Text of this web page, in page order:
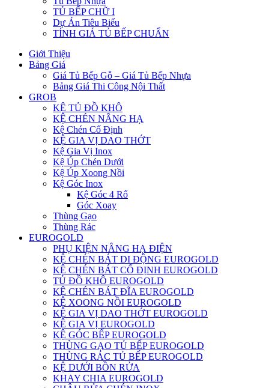
TỦ BẾP CHỮ I
Dự Án Tiêu Biểu
TÍNH GIÁ TỦ BẾP CHUẨN
Giới Thiệu
Bảng Giá
Giá Tủ Bếp Gỗ – Giá Tủ Bếp Nhựa
Bảng Giá Thi Công Nội Thất
GROB
KỆ TỦ ĐỒ KHÔ
KỆ CHÉN NÂNG HẠ
Kệ Chén Cố Định
KỆ GIA VỊ DAO THỚT
Kệ Gia Vị Inox
Kệ Úp Chén Dưới
Kệ Úp Xoong Nồi
Kệ Góc Inox
Kệ Góc 4 Rổ
Góc Xoay
Thùng Gạo
Thùng Rác
EUROGOLD
PHỤ KIỆN NÂNG HẠ ĐIỆN
KỆ CHÉN BÁT DI ĐỘNG EUROGOLD
KỆ CHÉN BÁT CỐ ĐỊNH EUROGOLD
TỦ ĐỒ KHÔ EUROGOLD
KỆ CHÉN BÁT ĐĨA EUROGOLD
KỆ XOONG NỒI EUROGOLD
KỆ GIA VỊ DAO THỚT EUROGOLD
KỆ GIA VỊ EUROGOLD
KỆ GÓC BẾP EUROGOLD
THÙNG GẠO TỦ BẾP EUROGOLD
THÙNG RÁC TỦ BẾP EUROGOLD
KỆ DƯỚI BỒN RỬA
KHAY CHIA EUROGOLD